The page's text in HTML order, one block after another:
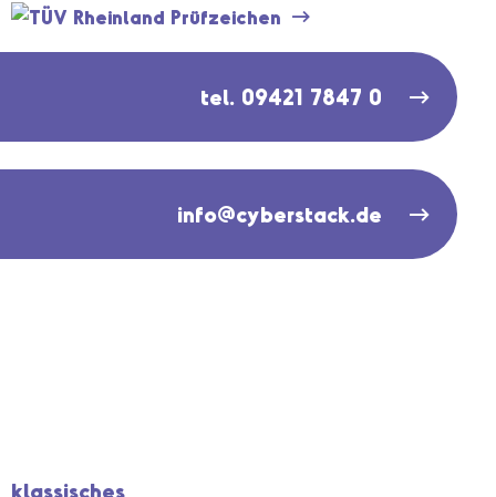
tel. 09421 7847 0
info@cyberstack.de
klassisches